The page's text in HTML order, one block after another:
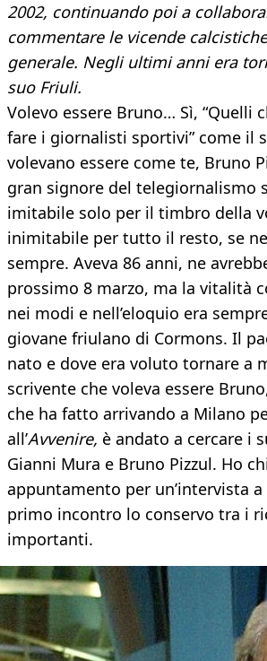
2002, continuando poi a
commentare le vicende
generale. Negli ultimi anni era
suo Friuli.
Volevo essere Bruno… Sì, “Quelli
fare i giornalisti sportivi” come il
volevano essere come te, Bruno
gran signore del telegiornalismo
imitabile solo per il timbro della
inimitabile per tutto il resto, se
sempre. Aveva 86 anni, ne
prossimo 8 marzo, ma la vitalità
nei modi e nell’eloquio era
giovane friulano di Cormons. Il
nato e dove era voluto tornare a
scrivente che voleva essere
che ha fatto arrivando a Milano
all’Avvenire, è andato a cercare i
Gianni Mura e Bruno Pizzul. Ho
appuntamento per un’intervista a
primo incontro lo conservo tra i
importanti.